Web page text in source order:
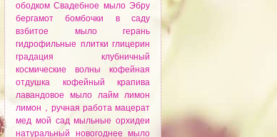
ободкомСвадебное мылоЭбру
бергамотбомбочки в саду
взбитое мыло герань
гидрофильные плитки глицерин
градация клубничный
космические волны кофейная
отдушка кофейный крапива
лавандовое мыло лайм лимон
лимон，ручная работа мацерат
мед мой садмыльные орхидеи
натуральный новогоднее мыло